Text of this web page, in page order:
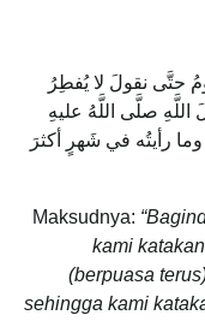
حتَّى نقولَ لا يُفطِرُ
صلَّى اللَّهُ عليهِ
رأيتُه في شَهرٍ أكثرَ
Maksudnya:
kami
(berpuasa
sehingga kami